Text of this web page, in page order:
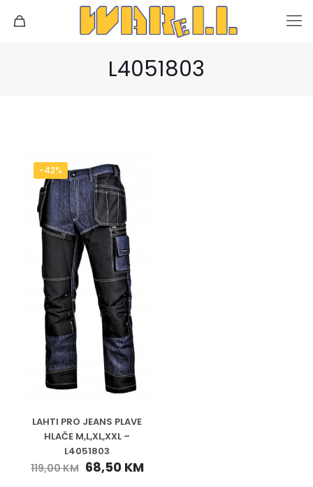
L4051803
-42%
LAHTI PRO JEANS PLAVE
HLAČE M,L,XL,XXL –
L4051803
119,00KM 68,50 KM